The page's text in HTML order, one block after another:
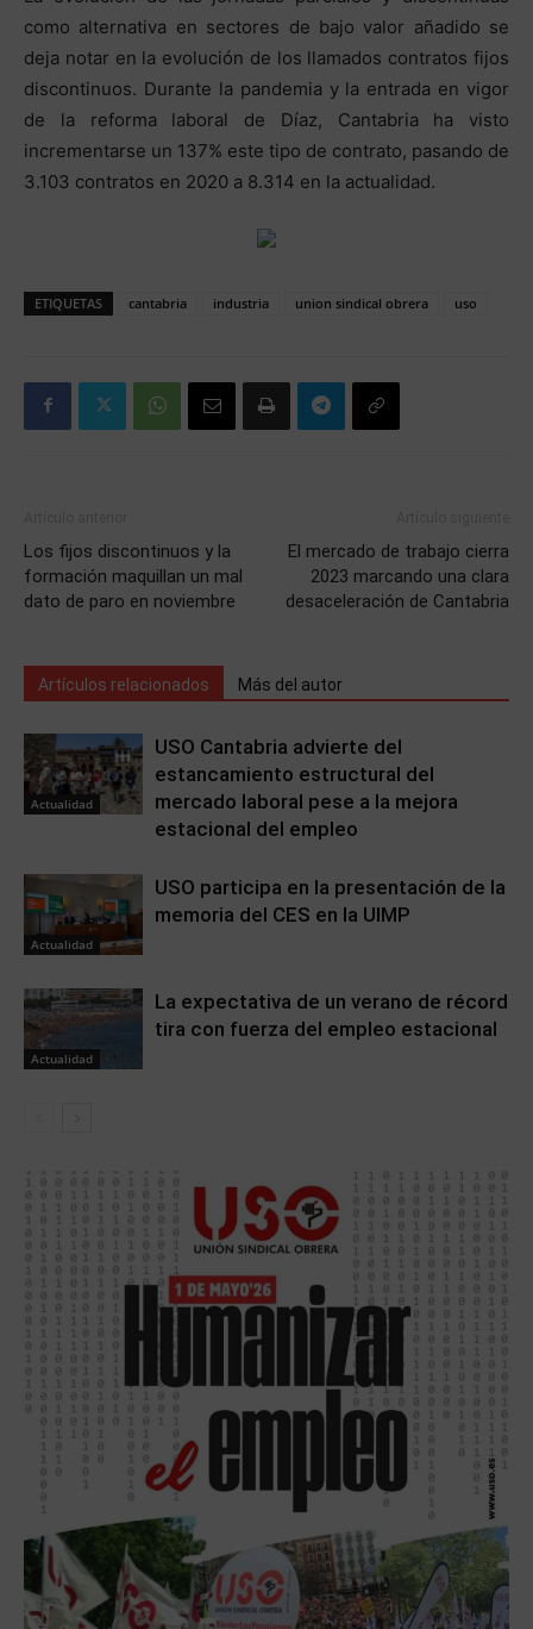
como alternativa en sectores de bajo valor añadido se
deja notar en la evolución de los llamados contratos fijos
discontinuos. Durante la pandemia y la entrada en vigor
de la reforma laboral de Díaz, Cantabria ha visto
incrementarse un 137% este tipo de contrato, pasando de
3.103 contratos en 2020 a 8.314 en la actualidad.
ETIQUETAS cantabria industria union sindical obrera uso
Los fijos discontinuos y la
formación maquillan un mal
dato de paro en noviembre
El mercado de trabajo cierra
2023 marcando una clara
desaceleración de Cantabria
Artículos relacionados Más del autor
Actualidad
USO Cantabria advierte del
estancamiento estructural del
mercado laboral pese a la mejora
estacional del empleo
Actualidad
USO participa en la presentación de la
memoria del CES en la UIMP
Actualidad
La expectativa de un verano de récord
tira con fuerza del empleo estacional